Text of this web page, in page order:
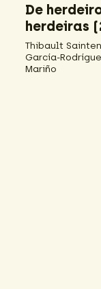
De
herdeiras
Thibault
García-
Mariño